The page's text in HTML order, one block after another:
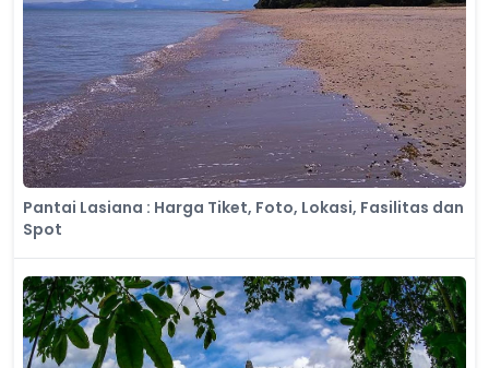
Pantai Lasiana : Harga Tiket, Foto, Lokasi, Fasilitas dan
Spot